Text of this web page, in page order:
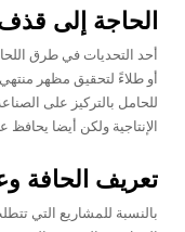
الحاجة إلى
أحد التحديات في طرق
للحامل بالتركيز على
الإنتاجية ولكن أيضا
تعريف الحافة
بالنسبة للمشاريع التي